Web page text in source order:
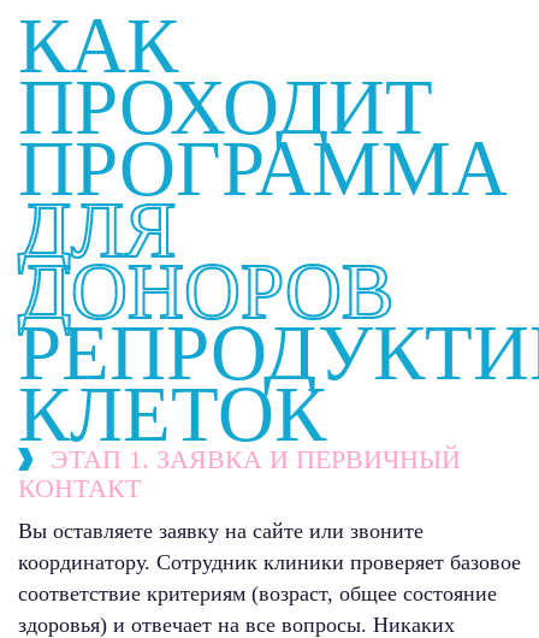
КАК
ПРОХОДИТ
ПРОГРАММА
ДЛЯ
ДОНОРОВ
КЛЕТОК
ЭТАП 1. ЗАЯВКА И ПЕРВИЧНЫЙ
КОНТАКТ
Вы оставляете заявку на сайте или звоните
координатору. Сотрудник клиники проверяет базовое
соответствие критериям (возраст, общее состояние
здоровья) и отвечает на все вопросы. Никаких